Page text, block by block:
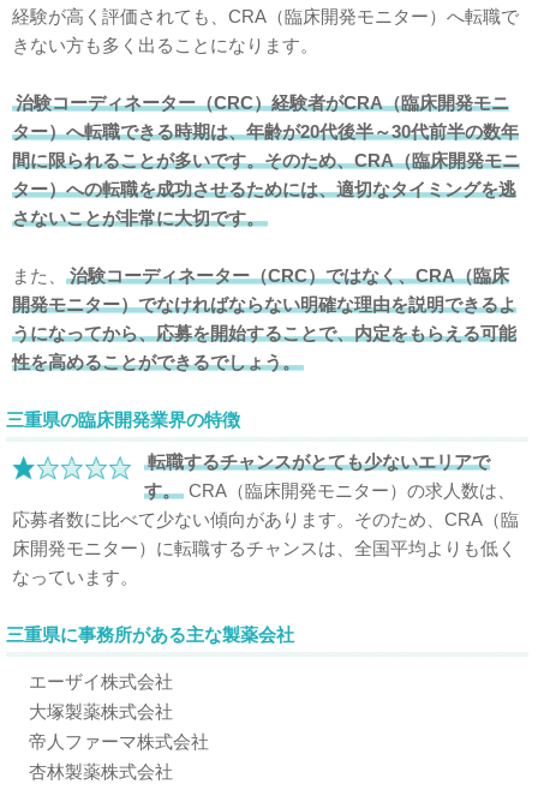
経験が高く評価されても、CRA（臨床開発モニター）へ転職で
きない方も多く出ることになります。
治験コーディネーター（CRC）経験者がCRA（臨床開発モニ
ター）へ転職できる時期は、年齢が20代後半～30代前半の数年
間に限られることが多いです。そのため、CRA（臨床開発モニ
ター）への転職を成功させるためには、適切なタイミングを逃
さないことが非常に大切です。
また、
治験コーディネーター（CRC）ではなく、CRA（臨床
開発モニター）でなければならない明確な理由を説明できるよ
うになってから、応募を開始することで、内定をもらえる可能
性を高めることができるでしょう。
三重県の臨床開発業界の特徴
転職するチャンスがとても少ないエリアで
す。 CRA（臨床開発モニター）の求人数は、
応募者数に比べて少ない傾向があります。そのため、CRA（臨
床開発モニター）に転職するチャンスは、全国平均よりも低く
なっています。
三重県に事務所がある主な製薬会社
エーザイ株式会社
大塚製薬株式会社
帝人ファーマ株式会社
杏林製薬株式会社